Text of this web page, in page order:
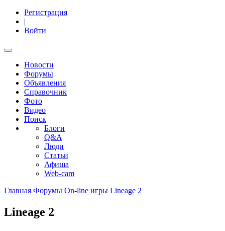
Регистрация
|
Войти
Новости
Форумы
Объявления
Справочник
Фото
Видео
Поиск
Блоги
Q&A
Люди
Статьи
Афиша
Web-cam
Главная Форумы On-line игры Lineage 2
Lineage 2